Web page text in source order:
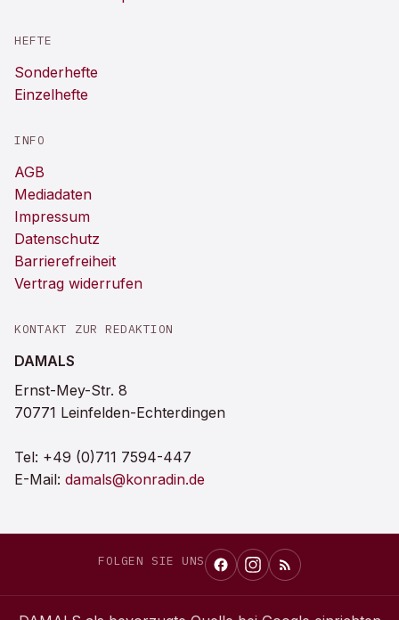
HEFTE
Sonderhefte
Einzelhefte
INFO
AGB
Mediadaten
Impressum
Datenschutz
Barrierefreiheit
Vertrag widerrufen
KONTAKT ZUR REDAKTION
DAMALS
Ernst-Mey-Str. 8
70771 Leinfelden-Echterdingen
Tel: +49 (0)711 7594-447
E-Mail: damals@konradin.de
FOLGEN SIE UNS